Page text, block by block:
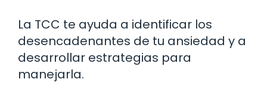
La TCC te ayuda a identificar los
desencadenantes de tu ansiedad y a
desarrollar estrategias para
manejarla.